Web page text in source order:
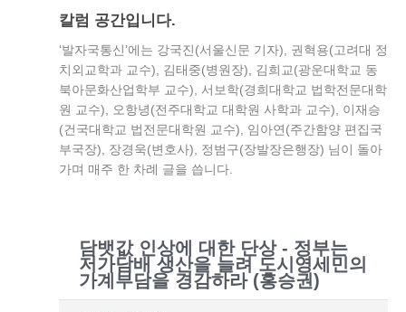
칼럼 공간입니다.
‘발자국통신’에는 강국진(서울신문 기자), 권혁용(고려대 정
치외교학과 교수), 김태중(병원장), 김희교(광운대학교 동
북아문화산업학부 교수), 서보학(경희대학교 법학전문대학
원 교수), 오항녕(전주대학교 대학원 사학과 교수), 이재승
(건국대학교 법전문대학원 교수), 임아연(주간함양 편집국
부국장), 장경욱(변호사), 정범구(장발장은행장) 님이 돌아
가며 매주 한 차례 글을 씁니다.
담뱃값 인상에 대한 단상 - 정부는
저가담배 생산을 늘려 도시영세민의
가계부담을 경감하라 (홍승권)